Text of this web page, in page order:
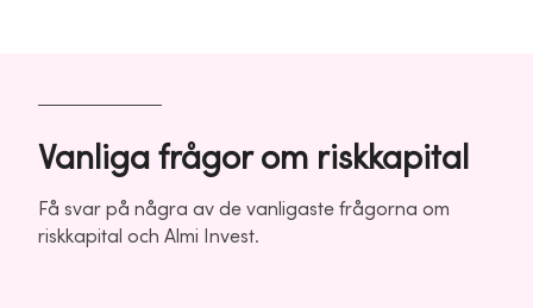
Vanliga frågor om riskkapital
Få svar på några av de vanligaste frågorna om
riskkapital och Almi Invest.